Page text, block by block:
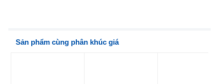
Sản phẩm cùng phân khúc giá